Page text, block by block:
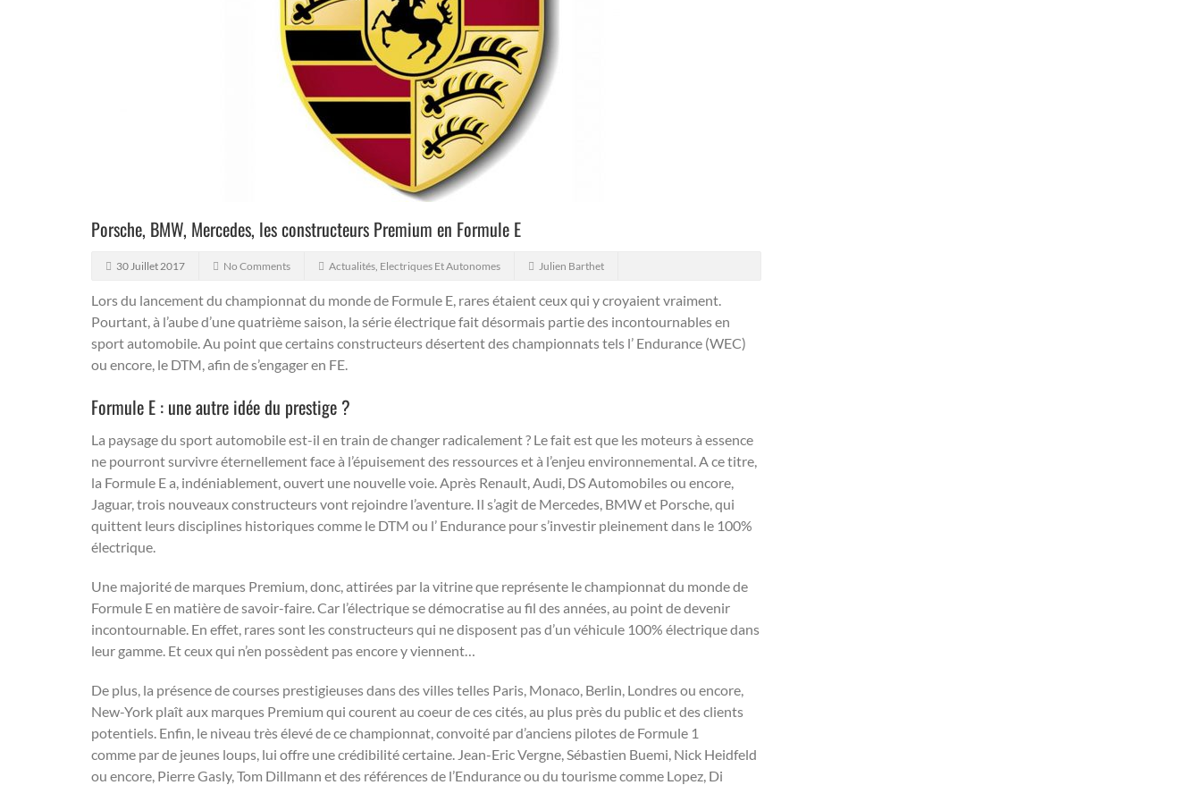
Porsche, BMW, Mercedes, les constructeurs Premium en Formule E
30 Juillet 2017 No Comments Actualités, Electriques Et Autonomes Julien Barthet
Lors du lancement du championnat du monde de Formule E, rares étaient ceux qui y croyaient vraiment.
Pourtant, à l’aube d’une quatrième saison, la série électrique fait désormais partie des incontournables en
sport automobile.Au point que certains constructeurs désertent des championnats tels l’ Endurance (WEC)
ou encore, le DTM, afin de s’engager en FE.
Formule E : une autre idée du prestige ?
La paysage du sport automobile est-il en train de changer radicalement ? Le fait est que les moteurs à essence
ne pourront survivre éternellement face à l’épuisement des ressources et à l’enjeu environnemental. A ce titre,
la Formule E a, indéniablement, ouvert une nouvelle voie. Après Renault, Audi, DS Automobiles ou encore,
Jaguar, trois nouveaux constructeurs vont rejoindre l’aventure. Il s’agit de Mercedes, BMW et Porsche, qui
quittent leurs disciplines historiques comme le DTM ou l’ Endurance pour s’investir pleinement dans le 100%
électrique.
Une majorité de marques Premium, donc, attirées par la vitrine que représente le championnat du monde de
Formule E en matière de savoir-faire. Car l’électrique se démocratise au fil des années, au point de devenir
incontournable. En effet, rares sont les constructeurs qui ne disposent pas d’un véhicule 100% électrique dans
leur gamme. Et ceux qui n’en possèdent pas encore y viennent…
De plus, la présence de courses prestigieuses dans des villes telles Paris, Monaco, Berlin, Londres ou encore,
New-York plaît aux marques Premium qui courent au coeur de ces cités, au plus près du public et des clients
potentiels. Enfin, le niveau très élevé de ce championnat, convoité par d’anciens pilotes de Formule 1
comme par de jeunes loups, lui offre une crédibilité certaine. Jean-Eric Vergne, Sébastien Buemi, Nick Heidfeld
ou encore, Pierre Gasly, Tom Dillmann et des références de l’Endurance ou du tourisme comme Lopez, Di